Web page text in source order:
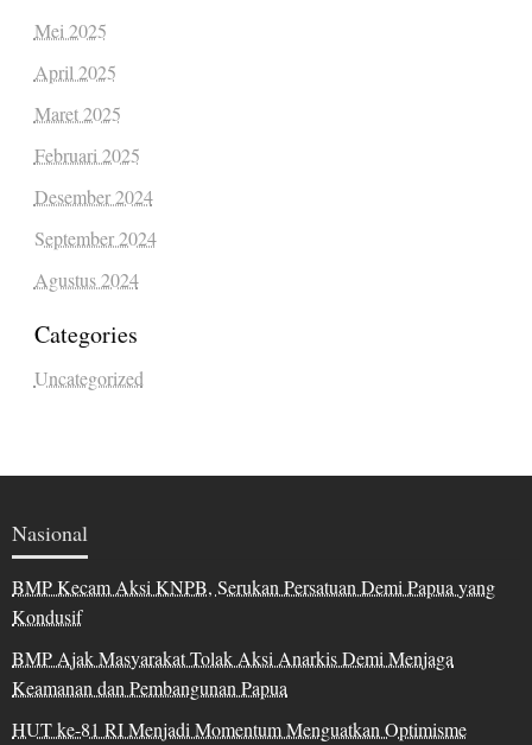
Mei 2025
April 2025
Maret 2025
Februari 2025
Desember 2024
September 2024
Agustus 2024
Categories
Uncategorized
Nasional
BMP Kecam Aksi KNPB, Serukan Persatuan Demi Papua yang
Kondusif
BMP Ajak Masyarakat Tolak Aksi Anarkis Demi Menjaga
Keamanan dan Pembangunan Papua
HUT ke-81 RI Menjadi Momentum Menguatkan Optimisme